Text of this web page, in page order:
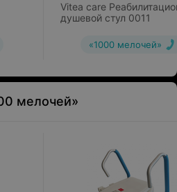
Vitea care
душевой стул 0011
«1000 мелочей»
мелочей»